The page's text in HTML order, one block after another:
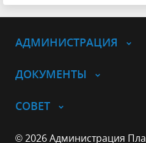
АДМИНИСТРАЦИЯ
ДОКУМЕНТЫ
СОВЕТ
© 2026 Администрация